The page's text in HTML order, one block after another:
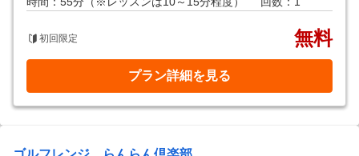
初回限定 無料
プラン詳細を見る